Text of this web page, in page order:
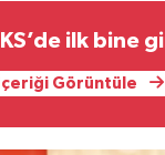
ilk bine
İçeriği Görüntüle